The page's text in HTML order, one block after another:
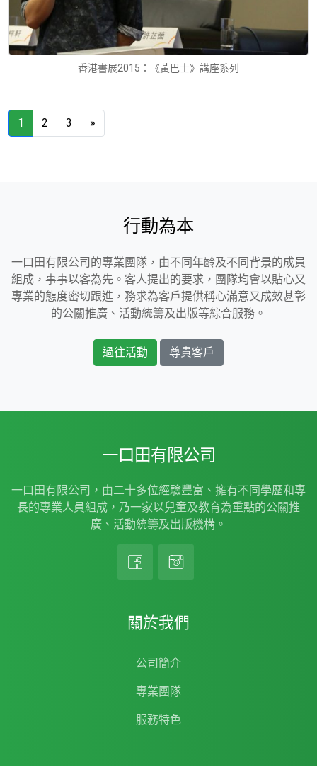
香港書展2015：《黃巴士》講座系列
1 2 3 »
行動為本
一口田有限公司的專業團隊，由不同年齡及不同背景的成員
組成，事事以客為先。客人提出的要求，團隊均會以貼心又
專業的態度密切跟進，務求為客戶提供稱心滿意又成效甚彰
的公關推廣、活動統籌及出版等綜合服務。
過往活動 尊貴客戶
一口田有限公司
一口田有限公司，由二十多位經驗豐富、擁有不同學歷和專
長的專業人員組成，乃一家以兒童及教育為重點的公關推
廣、活動統籌及出版機構。
關於我們
公司簡介
專業團隊
服務特色